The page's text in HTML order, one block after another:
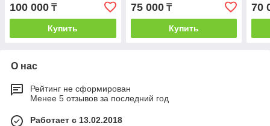
100 000 ₸
Купить
75 000₸
Купить
70
О нас
Рейтинг не сформирован
Менее 5 отзывов за последний год
Работает с 13.02.2018